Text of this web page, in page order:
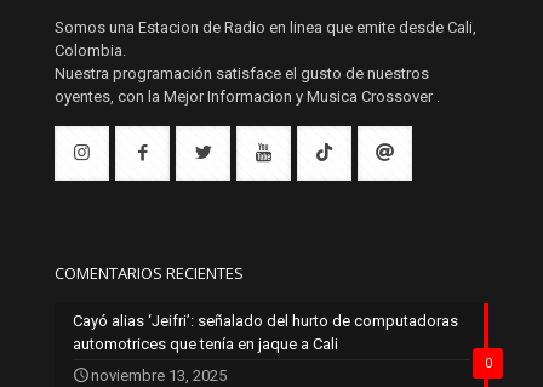
Somos una Estacion de Radio en linea que emite desde Cali,
Colombia.
Nuestra programación satisface el gusto de nuestros
oyentes, con la Mejor Informacion y Musica Crossover .
COMENTARIOS RECIENTES
0
Cayó alias ‘Jeifri’: señalado del hurto de computadoras
automotrices que tenía en jaque a Cali
noviembre 13, 2025